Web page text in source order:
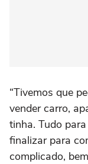
“Tivemos que
vender carro,
tinha. Tudo
finalizar para
complicado,